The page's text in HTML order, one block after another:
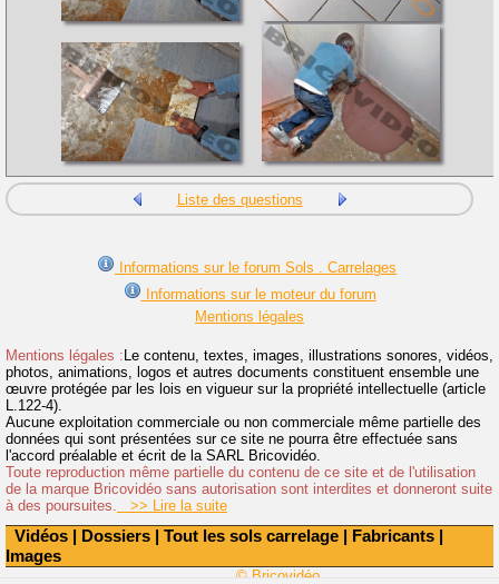
Vidéos | Dossiers | Tout les sols carrelage | Fabricants |
Images
Liste des questions
Informations sur le forum Sols . Carrelages
Informations sur le moteur du forum
Mentions légales
Mentions légales : Le contenu, textes, images, illustrations sonores, vidéos,
photos, animations, logos et autres documents constituent ensemble une
œuvre protégée par les lois en vigueur sur la propriété intellectuelle (article
L.122-4).
Aucune exploitation commerciale ou non commerciale même partielle des
données qui sont présentées sur ce site ne pourra être effectuée sans
l'accord préalable et écrit de la SARL Bricovidéo.
Toute reproduction même partielle du contenu de ce site et de l'utilisation
de la marque Bricovidéo sans autorisation sont interdites et donneront suite
à des poursuites.
>> Lire la suite
© Bricovidéo